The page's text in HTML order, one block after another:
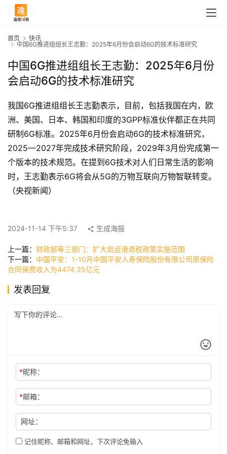
首
页
快
司
科
首页
快讯
中国6G推进组组长王志勤：2025年6月份会启动6G的技术标准研究
中国6G推进组组长王志勤：2025年6月份
会启动6G的技术标准研究
我国6G推进组组长王志勤表示，目前，包括我国在内，欧
洲、美国、日本、韩国和印度的3GPP标准伙伴都正在共同
研制6G标准。2025年6月份会启动6G的技术标准研究，
2025—2027年完成技术研究阶段，2029年3月份完成第一
个版本的技术规范。在提到6G技术对人们日常生活的影响
时，王志勤表示6G将会从5G的万物互联向万物智联转变。
（央视新闻）
2024-11-14 下午5:37 生成海报
上一篇： 财政部等三部门：扩大启运港退税政策实施范围
下一篇： 中国平安：1-10月中国平安人寿保险股份有限公司原保险
合同保费收入为4474.35亿元
发表回复
*昵称：
*邮箱：
网址：
记住昵称、邮箱和网址，下次评论免输入